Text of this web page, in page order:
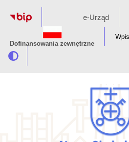
e-Urząd
Dofinansowania zewnętrzne